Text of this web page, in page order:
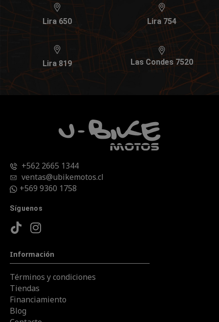
Lira 650 Lira 754
Lira 819 Las Condes 7520
+562 2665 1344
ventas@ubikemotos.cl
+569 9360 1758
Síguenos
Información
Términos y condiciones
Tiendas
Financiamiento
Blog